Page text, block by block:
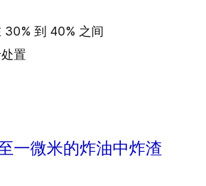
30% 到 40% 之间
置
一微米的炸油中炸渣